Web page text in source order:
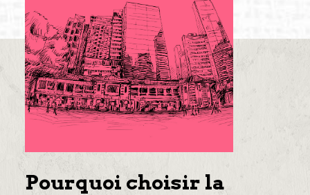
Pourquoi choisir la